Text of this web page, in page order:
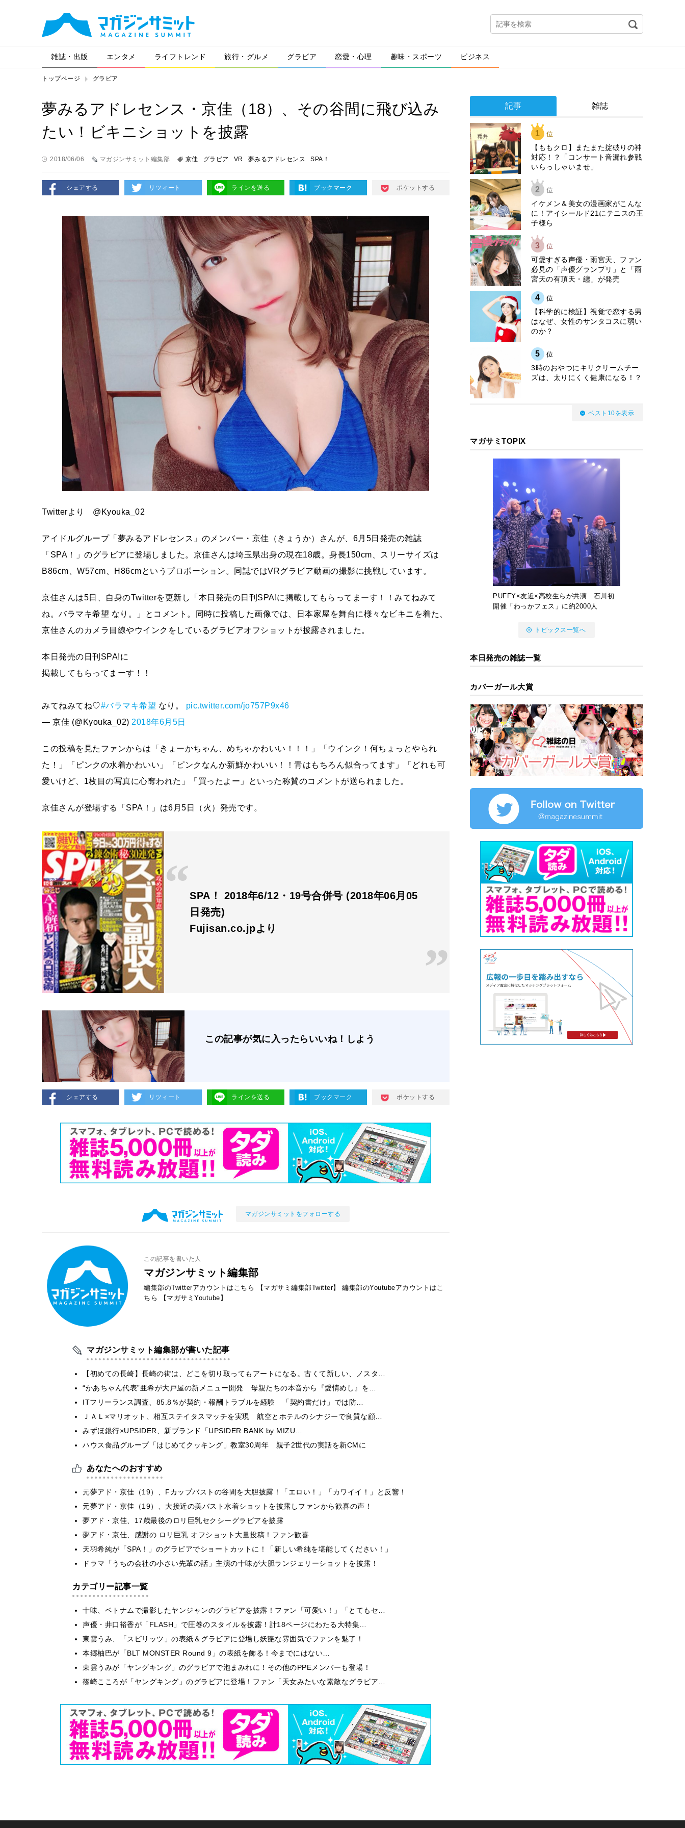
雑誌・出版 エンタメ ライフトレンド 旅行・グルメ グラビア 恋愛・心理 趣味・スポーツ ビジネス
トップページ グラビア
夢みるアドレセンス・京佳（18）、その谷間に飛び込み
たい！ビキニショットを披露
2018/06/06 マガジンサミット編集部 京佳 グラビア VR 夢みるアドレセンス SPA！
シェアする リツィート ラインを送る ブックマーク ポケットする
Twitterより @Kyouka_02
アイドルグループ「夢みるアドレセンス」のメンバー・京佳（きょうか）さんが、6月5日発売の雑誌
「SPA！」のグラビアに登場しました。京佳さんは埼玉県出身の現在18歳。身長150cm、スリーサイズは
B86cm、W57cm、H86cmというプロポーション。同誌ではVRグラビア動画の撮影に挑戦しています。
京佳さんは5日、自身のTwitterを更新し「本日発売の日刊SPA!に掲載してもらってまーす！！みてねみて
ね。バラマキ希望 なり。」とコメント。同時に投稿した画像では、日本家屋を舞台に様々なビキニを着た、
京佳さんのカメラ目線やウインクをしているグラビアオフショットが披露されました。
本日発売の日刊SPA!に
掲載してもらってまーす！！
みてねみてね♡#バラマキ希望 なり。 pic.twitter.com/jo757P9x46
— 京佳 (@Kyouka_02) 2018年6月5日
この投稿を見たファンからは「きょーかちゃん、めちゃかわいい！！！」「ウインク！何ちょっとやられ
た！」「ピンクの水着かわいい」「ピンクなんか新鮮かわいい！！青はもちろん似合ってます」「どれも可
愛いけど、1枚目の写真に心奪われた」「買ったよー」といった称賛のコメントが送られました。
京佳さんが登場する「SPA！」は6月5日（火）発売です。
SPA！ 2018年6/12・19号合併号 (2018年06月05
日発売)
Fujisan.co.jpより
この記事が気に入ったらいいね！しよう
シェアする リツィート ラインを送る ブックマーク ポケットする
マガジンサミットをフォローする
この記事を書いた人
マガジンサミット編集部
編集部のTwitterアカウントはこちら 【マガサミ編集部Twitter】
編集部のYoutubeアカウントはこ
ちら
【マガサミYoutube】
マガジンサミット編集部が書いた記事
【初めての長崎】長崎の街は、どこを切り取ってもアートになる。古くて新しい、ノスタ…
“かあちゃん代表”亜希が大戸屋の新メニュー開発 母親たちの本音から『愛情めし』を…
ITフリーランス調査、85.8％が契約・報酬トラブルを経験 「契約書だけ」では防…
ＪＡＬ×マリオット、相互ステイタスマッチを実現 航空とホテルのシナジーで良質な顧…
みずほ銀行×UPSIDER、新ブランド「UPSIDER BANK by MIZU…
ハウス食品グループ「はじめてクッキング」教室30周年 親子2世代の実話を新CMに
あなたへのおすすめ
元夢アド・京佳（19）、Fカップバストの谷間を大胆披露！「エロい！」「カワイイ！」と反響！
元夢アド・京佳（19）、大接近の美バスト水着ショットを披露しファンから歓喜の声！
夢アド・京佳、17歳最後のロリ巨乳セクシーグラビアを披露
夢アド・京佳、感謝の ロリ巨乳 オフショット大量投稿！ファン歓喜
天羽希純が「SPA！」のグラビアでショートカットに！「新しい希純を堪能してください！」
ドラマ「うちの会社の小さい先輩の話」主演の十味が大胆ランジェリーショットを披露！
カテゴリー記事一覧
十味、ベトナムで撮影したヤンジャンのグラビアを披露！ファン「可愛い！」「とてもセ…
声優・井口裕香が「FLASH」で圧巻のスタイルを披露！計18ページにわたる大特集…
東雲うみ、「スピリッツ」の表紙＆グラビアに登場し妖艶な雰囲気でファンを魅了！
本郷柚巴が「BLT MONSTER Round 9」の表紙を飾る！今までにはない…
東雲うみが「ヤングキング」のグラビアで泡まみれに！その他のPPEメンバーも登場！
篠崎こころが「ヤングキング」のグラビアに登場！ファン「天女みたいな素敵なグラビア…
記事 雑誌
1 位
【ももクロ】またまた掟破りの神
対応！？「コンサート音漏れ参戦
いらっしゃいませ」
2 位
イケメン＆美女の漫画家がこんな
に！アイシールド21にテニスの王
子様ら
3 位
可愛すぎる声優・雨宮天、ファン
必見の「声優グランプリ」と「雨
宮天の有頂天・纏」が発売
4 位
【科学的に検証】視覚で恋する男
はなぜ、女性のサンタコスに弱い
のか？
5 位
3時のおやつにキリクリームチー
ズは、太りにくく健康になる！？
ベスト10を表示
マガサミTOPIX
PUFFY×友近×高校生らが共演 石川初
開催「わっかフェス」に約2000人
トピックス一覧へ
本日発売の雑誌一覧
カバーガール大賞